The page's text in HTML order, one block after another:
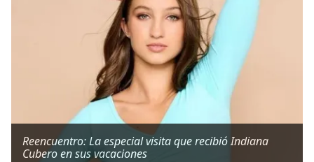
Reencuentro: La especial visita que recibió Indiana
Cubero en sus vacaciones